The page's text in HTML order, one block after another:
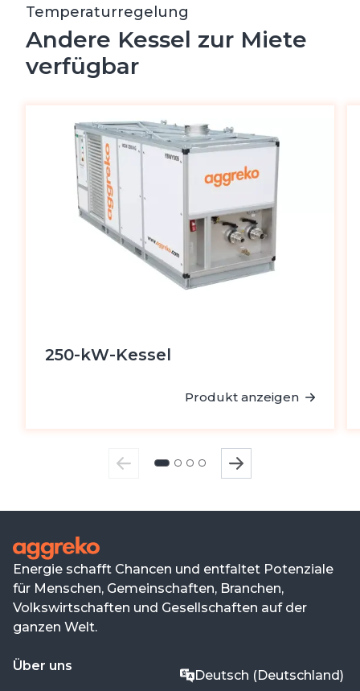
Temperaturregelung
Andere Kessel zur Miete
verfügbar
250-kW-Kessel
Produkt anzeigen
Energie schafft Chancen und entfaltet Potenziale
für Menschen, Gemeinschaften, Branchen,
Volkswirtschaften und Gesellschaften auf der
ganzen Welt.
Deutsch (Deutschland)
Über uns